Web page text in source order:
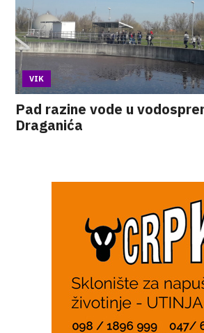
VIK
Pad razine vode u
Draganića